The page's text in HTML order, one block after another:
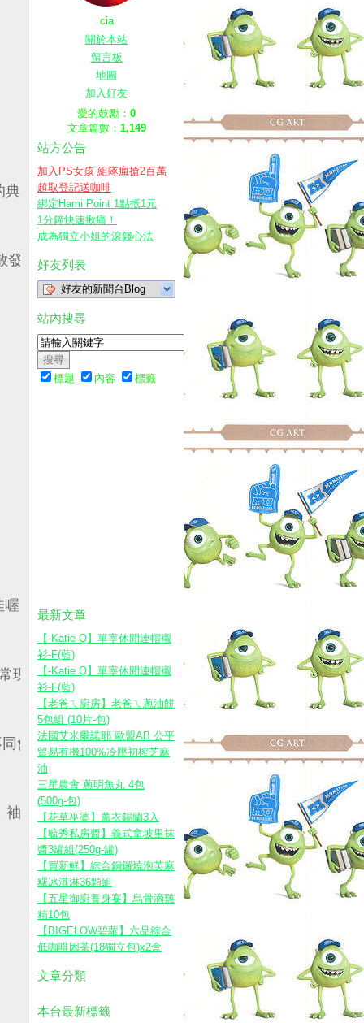
典雅氛圍~
出搶眼的閃亮光芒!
(勿用熱水)
現象喔~
會有差；
袖圍量袖口拼接處
cia
關於本站
留言板
地圖
加入好友
愛的鼓勵： 0
文章篇數： 1,149
站方公告
加入PS女孩 組隊瘋搶2百萬
超取登記送咖啡
綁定Hami Point 1點抵1元
1分鐘快速揪痛！
成為獨立小姐的滾錢心法
好友列表
好友的新聞台Blog
站內搜尋
標題 內容 標籤
最新文章
【-Katie Q】單寧休閒連帽襯
衫-F(藍)
【-Katie Q】單寧休閒連帽襯
衫-F(藍)
【老爸ㄟ廚房】老爸ㄟ蔥油餅
5包組 (10片-包)
法國艾米爾諾耶 歐盟AB 公平
貿易有機100%冷壓初榨芝麻
油
三星農會 蔥明魚丸 4包
(500g-包)
【花草巫婆】薰衣錫蘭3入
【毓秀私房醬】義式拿坡里抹
醬3罐組(250g-罐)
【買新鮮】綜合銅鑼燒泡芙麻
糬冰淇淋36顆組
【五星御廚養身宴】烏骨滴雞
精10包
【BIGELOW碧蘿】六品綜合
低咖啡因茶(18獨立包)x2盒
文章分類
本台最新標籤